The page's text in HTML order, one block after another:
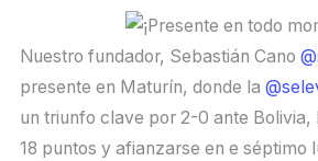
Nuestro fundador, Sebastián Cano
presente en Maturín, donde la
un triunfo clave por 2-0 ante Bolivia,
18 puntos y afianzarse en e séptimo